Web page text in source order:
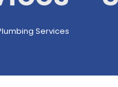
Services